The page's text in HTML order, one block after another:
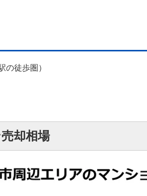
の徒歩圏）
却相場